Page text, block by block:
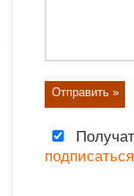
подписаться